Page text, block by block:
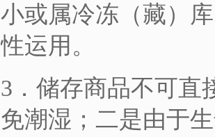
小或属冷冻（藏）
性运用。
3．储存商品不可直
免潮湿；二是由于